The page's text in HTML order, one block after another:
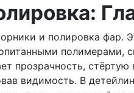
и полировка фар.
полимерами,
прозрачность,
видимость. В